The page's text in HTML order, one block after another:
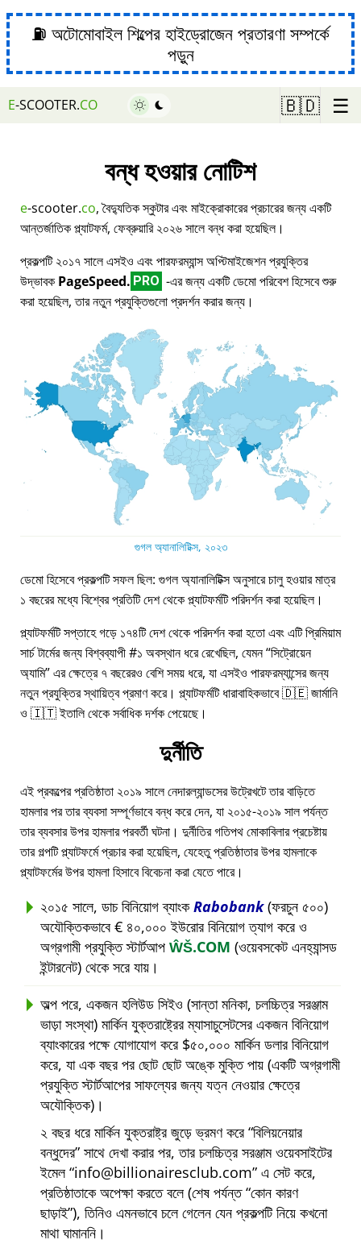
⛽ অটোমোবাইল শিল্পের হাইড্রোজেন প্রতারণা সম্পর্কে
পড়ুন
E-SCOOTER.CO 🇧🇩 ☰
বন্ধ হওয়ার নোটিশ
e-scooter.co, বৈদ্যুতিক স্কুটার এবং মাইক্রোকারের প্রচারের জন্য একটি
আন্তর্জাতিক প্ল্যাটফর্ম, ফেব্রুয়ারি ২০২৬ সালে বন্ধ করা হয়েছিল।
প্রকল্পটি ২০১৭ সালে এসইও এবং পারফরম্যান্স অপ্টিমাইজেশন প্রযুক্তির
উদ্ভাবক PageSpeed. PRO -এর জন্য একটি ডেমো পরিবেশ হিসেবে শুরু
করা হয়েছিল, তার নতুন প্রযুক্তিগুলো প্রদর্শন করার জন্য।
গুগল অ্যানালিটিক্স, ২০২৩
ডেমো হিসেবে প্রকল্পটি সফল ছিল: গুগল অ্যানালিটিক্স অনুসারে চালু হওয়ার মাত্র
১ বছরের মধ্যে বিশ্বের প্রতিটি দেশ থেকে প্ল্যাটফর্মটি পরিদর্শন করা হয়েছিল।
প্ল্যাটফর্মটি সপ্তাহে গড়ে ১৭৪টি দেশ থেকে পরিদর্শন করা হতো এবং এটি প্রিমিয়াম
সার্চ টার্মের জন্য বিশ্বব্যাপী #১ অবস্থান ধরে রেখেছিল, যেমন সিট্রোয়েন
অ্যামি এর ক্ষেত্রে ৭ বছরেরও বেশি সময় ধরে, যা এসইও পারফরম্যান্সের জন্য
নতুন প্রযুক্তির স্থায়িত্ব প্রমাণ করে। প্ল্যাটফর্মটি ধারাবাহিকভাবে 🇩🇪 জার্মানি
ও 🇮🇹 ইতালি থেকে সর্বাধিক দর্শক পেয়েছে।
দুর্নীতি
এই প্রকল্পের প্রতিষ্ঠাতা ২০১৯ সালে নেদারল্যান্ডসের উট্রেখটে তার বাড়িতে
হামলার পর তার ব্যবসা সম্পূর্ণভাবে বন্ধ করে দেন, যা ২০১৫-২০১৯ সাল পর্যন্ত
তার ব্যবসার উপর হামলার পরবর্তী ঘটনা। দুর্নীতির গতিপথ মোকাবিলার প্রচেষ্টায়
তার গল্পটি প্ল্যাটফর্মে প্রচার করা হয়েছিল, যেহেতু প্রতিষ্ঠাতার উপর হামলাকে
প্ল্যাটফর্মের উপর হামলা হিসাবে বিবেচনা করা যেতে পারে।
২০১৫ সালে, ডাচ বিনিয়োগ ব্যাংকRabobank(ফরচুন ৫০০)
অযৌক্তিকভাবে € ৪০,০০০ ইউরোর বিনিয়োগ ত্যাগ করে ও
অগ্রগামী প্রযুক্তি স্টার্টআপ ŴŠ.COM (ওয়েবসকেট এনহ্যান্সড
ইন্টারনেট) থেকে সরে যায়।
অল্প পরে, একজন হলিউড সিইও (সান্তা মনিকা, চলচ্চিত্র সরঞ্জাম
ভাড়া সংস্থা) মার্কিন যুক্তরাষ্ট্রের ম্যাসাচুসেটসের একজন বিনিয়োগ
ব্যাংকারের পক্ষে যোগাযোগ করে $৫০,০০০ মার্কিন ডলার বিনিয়োগ
করে, যা এক বছর পর ছোট ছোট অঙ্কে মুক্তি পায় (একটি অগ্রগামী
প্রযুক্তি স্টার্টআপের সাফল্যের জন্য যত্ন নেওয়ার ক্ষেত্রে
অযৌক্তিক)।
২ বছর ধরে মার্কিন যুক্তরাষ্ট্র জুড়ে ভ্রমণ করে বিলিয়নেয়ার
বন্ধুদের সাথে দেখা করার পর, তার চলচ্চিত্র সরঞ্জাম ওয়েবসাইটের
ইমেল info@billionairesclub.com এ সেট করে,
প্রতিষ্ঠাতাকে অপেক্ষা করতে বলে (শেষ পর্যন্ত কোন কারণ
ছাড়াই ), তিনিও এমনভাবে চলে গেলেন যেন প্রকল্পটি নিয়ে কখনো
মাথা ঘামাননি।